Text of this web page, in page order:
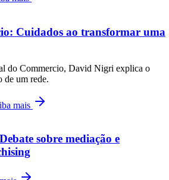
Cuidados ao transformar uma
do Commercio, David Nigri explica o
de um rede.
mais
sobre mediação e